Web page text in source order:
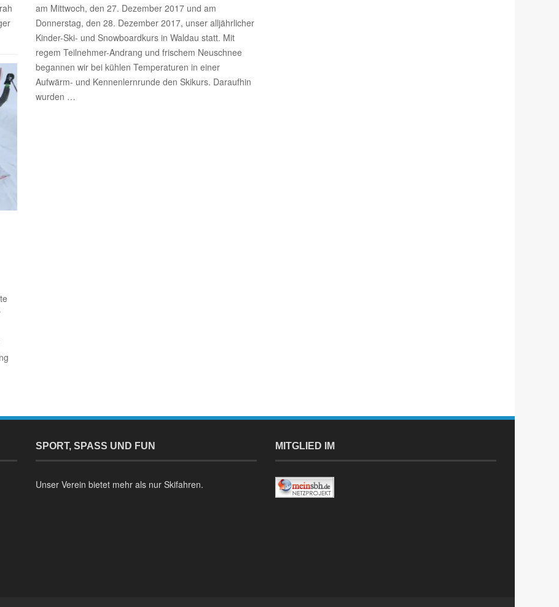
am Mittwoch, den 27. Dezember 2017 und am
Donnerstag, den 28. Dezember 2017, unser alljährlicher
Kinder-Ski- und Snowboardkurs in Waldau statt. Mit
regem Teilnehmer-Andrang und frischem Neuschnee
begannen wir bei kühlen Temperaturen in einer
Aufwärm- und Kennenlernrunde den Skikurs. Daraufhin
wurden …
SPORT, SPASS UND FUN
Unser Verein bietet mehr als nur Skifahren.
MITGLIED IM